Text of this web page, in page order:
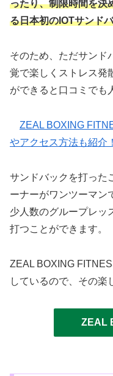
ったり、制限時間を決
る日本初のIOTサンド
そのため、ただサンド
覚で楽しくストレス発
ができると口コミでも
ZEAL BOXING
やアクセス方法も紹介！
サンドバックを打った
ーナーがワンツーマン
少人数のグループレッ
打つことができます。
ZEAL BOXING
しているので、その楽
ZEAL